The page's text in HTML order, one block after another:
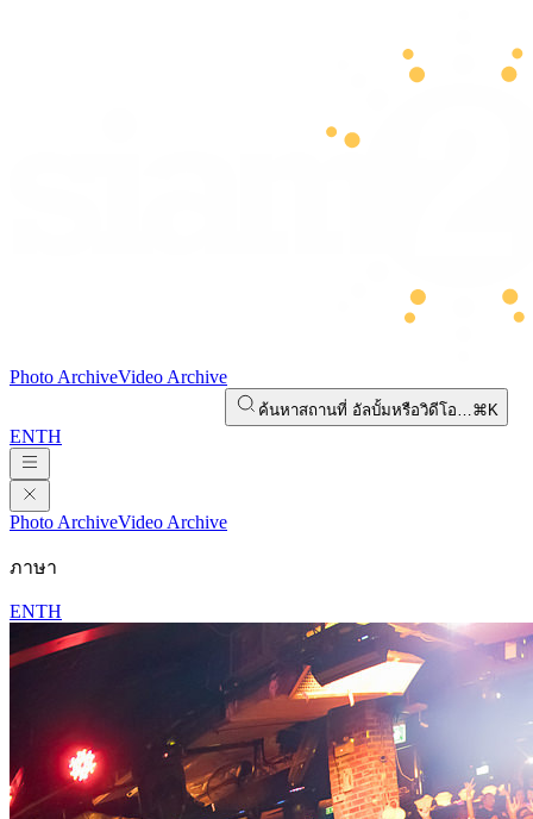
Photo ArchiveVideo Archive
ค้นหาสถานที่ อัลบั้มหรือวิดีโอ…⌘K
ENTH
Photo ArchiveVideo Archive
ภาษา
ENTH